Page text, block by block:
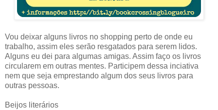
Vou deixar alguns livros no shopping perto de onde eu
trabalho, assim eles serão resgatados para serem lidos.
Alguns eu dei para algumas amigas. Assim faço os livros
circularem em outras mentes. Participem dessa inciativa
nem que seja emprestando algum dos seus livros para
outras pessoas.
Beijos literários